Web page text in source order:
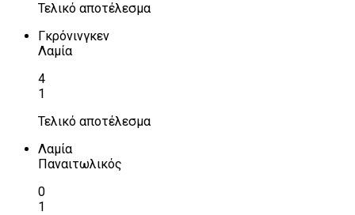
Τελικό αποτέλεσμα
Γκρόνινγκεν
Λαμία
4
1
Τελικό αποτέλεσμα
Λαμία
Παναιτωλικός
0
1